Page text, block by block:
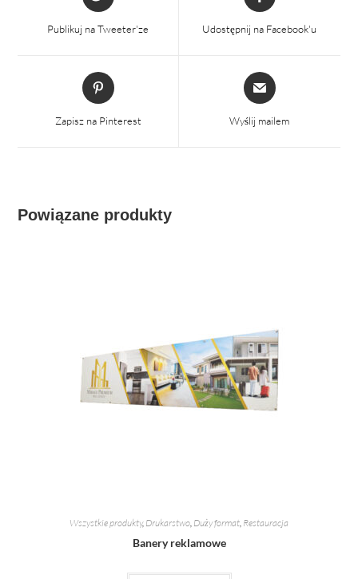
się
nowym
Publikuj na Tweeter'ze
się
nowym
Udostępnij na Facebook'u
Otwiera
się
Zapisz na Pinterest
Otwiera
się
nowym
Wyślij mailem
Powiązane produkty
Wszystkie produkty, Drukarstwo, Duży format, Restauracja
Banery reklamowe